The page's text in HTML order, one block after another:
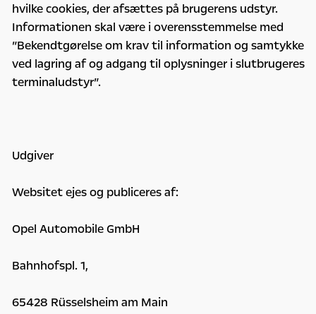
hvilke cookies, der afsættes på brugerens udstyr.
Informationen skal være i overensstemmelse med
”Bekendtgørelse om krav til information og samtykke
ved lagring af og adgang til oplysninger i slutbrugeres
terminaludstyr”.
Udgiver
Websitet ejes og publiceres af:
Opel Automobile GmbH
Bahnhofspl. 1,
65428 Rüsselsheim am Main